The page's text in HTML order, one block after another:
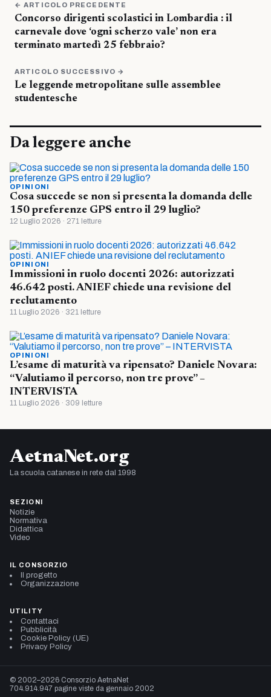
← ARTICOLO PRECEDENTE
Concorso dirigenti scolastici in Lombardia : il
carnevale dove ‘ogni scherzo vale’ non era
terminato martedì 25 febbraio?
ARTICOLO SUCCESSIVO →
Le leggende metropolitane sulle assemblee
studentesche
Da leggere anche
OPINIONI
Cosa succede se non si presenta la domanda delle
150 preferenze GPS entro il 29 luglio?
12 Luglio 2026 · 271 letture
OPINIONI
Immissioni in ruolo docenti 2026: autorizzati
46.642 posti. ANIEF chiede una revisione del
reclutamento
11 Luglio 2026 · 321 letture
OPINIONI
L’esame di maturità va ripensato? Daniele Novara:
“Valutiamo il percorso, non tre prove” –
INTERVISTA
11 Luglio 2026 · 309 letture
AetnaNet.org
La scuola catanese in rete dal 1998
SEZIONI
Notizie
Normativa
Didattica
Video
IL CONSORZIO
Il progetto
Organizzazione
UTILITY
Contattaci
Pubblicità
Cookie Policy (UE)
Privacy Policy
© 2002–2026 Consorzio AetnaNet
704.914.947 pagine viste da gennaio 2002